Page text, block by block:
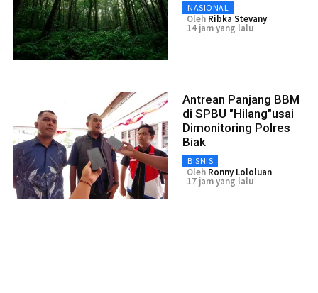
NASIONAL
Oleh Ribka Stevany
14 jam yang lalu
Antrean Panjang BBM
di SPBU "Hilang"usai
Dimonitoring Polres
Biak
BISNIS
Oleh Ronny Lololuan
17 jam yang lalu